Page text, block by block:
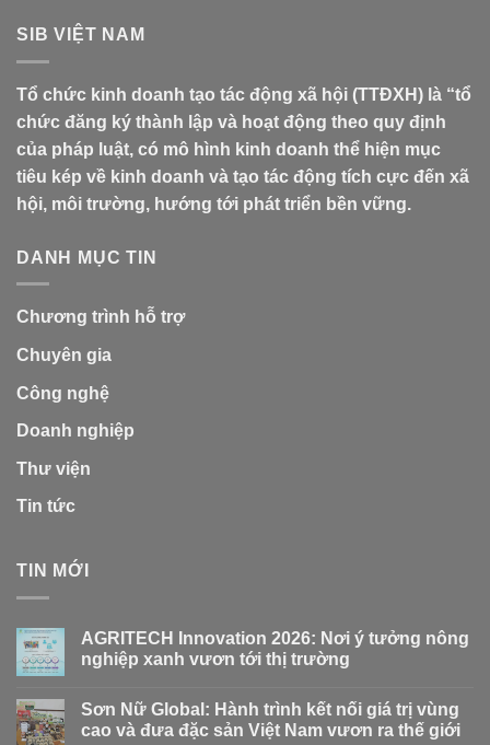
SIB VIỆT NAM
Tổ chức kinh doanh tạo tác động xã hội (TTĐXH) là “tổ
chức đăng ký thành lập và hoạt động theo quy định
của pháp luật, có mô hình kinh doanh thể hiện mục
tiêu kép về kinh doanh và tạo tác động tích cực đến xã
hội, môi trường, hướng tới phát triển bền vững.
DANH MỤC TIN
Chương trình hỗ trợ
Chuyên gia
Công nghệ
Doanh nghiệp
Thư viện
Tin tức
TIN MỚI
AGRITECH Innovation 2026: Nơi ý tưởng nông
nghiệp xanh vươn tới thị trường
Sơn Nữ Global: Hành trình kết nối giá trị vùng
cao và đưa đặc sản Việt Nam vươn ra thế giới